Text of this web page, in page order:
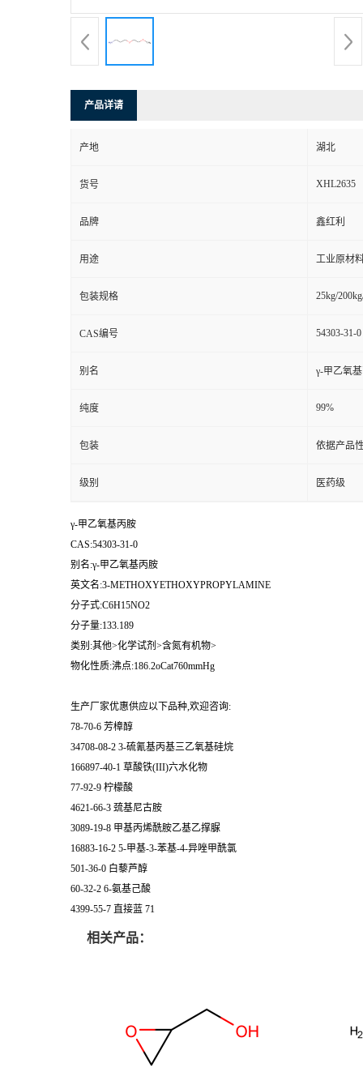
产品详请
产地 湖北
货号 XHL2635
品牌 鑫红利
用途 工业原材
包装规格 25kg/
CAS编号 54303-31-0
别名 γ-甲乙氧
纯度 99%
包装 依据产品
级别 医药级
γ-甲乙氧基丙胺
CAS:54303-31-0
别名:γ-甲乙氧基丙胺
英文名:3-METHOXYETHOXYPROPYLAMINE
分子式:C6H15NO2
分子量:133.189
类别:其他>化学试剂>含氮有机物>
物化性质:沸点:186.2oCat760mmHg
生产厂家优惠供应以下品种,欢迎咨询:
78-70-6 芳樟醇
34708-08-2 3-硫氰基丙基三乙氧基硅烷
166897-40-1 草酸铁(III)六水化物
77-92-9 柠檬酸
4621-66-3 巯基尼古胺
3089-19-8 甲基丙烯酰胺乙基乙撑脲
16883-16-2 5-甲基-3-苯基-4-异唑甲酰氯
501-36-0 白藜芦醇
60-32-2 6-氨基己酸
4399-55-7 直接蓝 71
相关产品：